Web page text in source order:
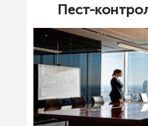
Пест-